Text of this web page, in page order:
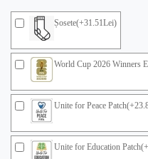
Șosete(+31.51Lei)
World Cup 2026 Winners
Unite for Peace
Unite for Education